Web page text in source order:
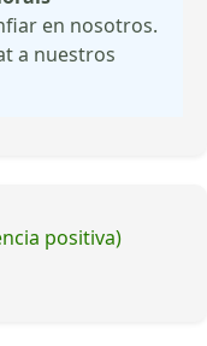
en nosotros.
a nuestros
positiva)